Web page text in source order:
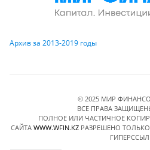
Архив за 2013-2019 годы
© 2025 МИР
ВСЕ ПРАВА
ПОЛНОЕ ИЛИ ЧАСТИЧНОЕ
САЙТА WWW.WFIN.KZРАЗРЕШЕНО